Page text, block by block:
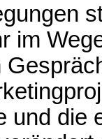
im
und die